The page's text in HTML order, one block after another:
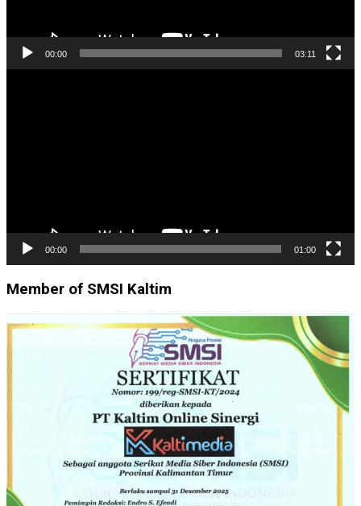
00:00 03:11
00:00 01:00
Member of SMSI Kaltim